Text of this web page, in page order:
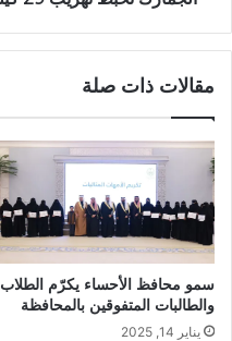
مقالات ذات صلة
سمو محافظ الأحساء يكرّم الطلاب
والطالبات المتفوقين بالمحافظة
يناير 14, 2025